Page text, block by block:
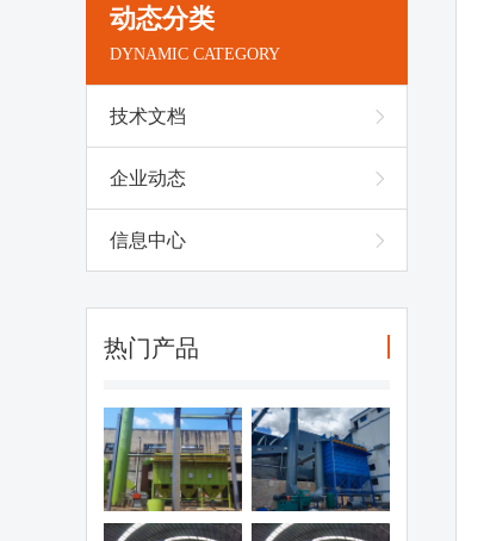
动态分类
DYNAMIC CATEGORY
技术文档
企业动态
信息中心
热门产品
煤矿破碎机除尘
器